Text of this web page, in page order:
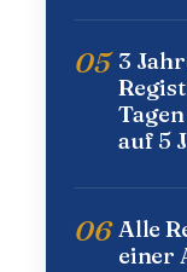
05 3
auf 5
06 Alle
einer